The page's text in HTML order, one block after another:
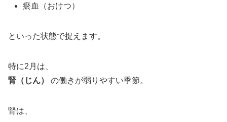
瘀血（おけつ）
といった状態で捉えます。
特に2月は、
腎（じん）
の働きが弱りやすい季節。
腎は、